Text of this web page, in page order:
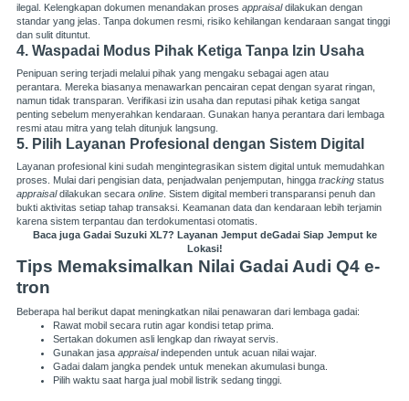
ilegal. Kelengkapan dokumen menandakan proses appraisaldilakukan dengan
standar yang jelas. Tanpa dokumen resmi, risiko kehilangan kendaraan sangat tinggi
dan sulit dituntut.
4. Waspadai Modus Pihak Ketiga Tanpa Izin Usaha
Penipuan sering terjadi melalui pihak yang mengaku sebagai agen atau
perantara. Mereka biasanya menawarkan pencairan cepat dengan syarat ringan,
namun tidak transparan. Verifikasi izin usaha dan reputasi pihak ketiga sangat
penting sebelum menyerahkan kendaraan. Gunakan hanya perantara dari lembaga
resmi atau mitra yang telah ditunjuk langsung.
5. Pilih Layanan Profesional dengan Sistem Digital
Layanan profesional kini sudah mengintegrasikan sistem digital untuk memudahkan
proses. Mulai dari pengisian data, penjadwalan penjemputan, hingga tracking status
appraisaldilakukan secara online . Sistem digital memberi transparansi penuh dan
bukti aktivitas setiap tahap transaksi. Keamanan data dan kendaraan lebih terjamin
karena sistem terpantau dan terdokumentasi otomatis.
Baca juga Gadai Suzuki XL7? Layanan Jemput deGadai Siap Jemput ke
Lokasi!
Tips Memaksimalkan Nilai Gadai Audi Q4 e-
tron
Beberapa hal berikut dapat meningkatkan nilai penawaran dari lembaga gadai:
Rawat mobil secara rutin agar kondisi tetap prima.
Sertakan dokumen asli lengkap dan riwayat servis.
Gunakan jasa appraisalindependen untuk acuan nilai wajar.
Gadai dalam jangka pendek untuk menekan akumulasi bunga.
Pilih waktu saat harga jual mobil listrik sedang tinggi.